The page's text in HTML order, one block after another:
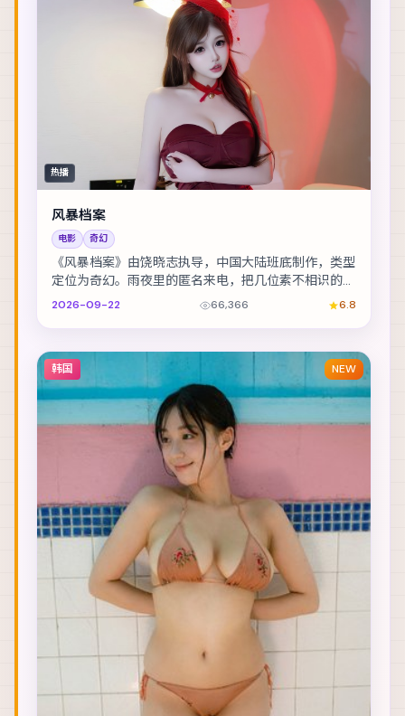
热播
风暴档案
电影 奇幻
《风暴档案》由饶晓志执导，中国大陆班底制作，类型
定位为奇幻。雨夜里的匿名来电，把几位素不相识的人
推向同一条危途。主演包括黄政民、舒淇、张译 等，...
2026-09-22 66,366 6.8
韩国 NEW